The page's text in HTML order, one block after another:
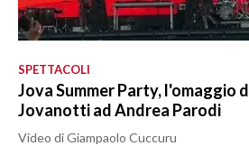
SPETTACOLI
Jova Summer Party, l'omaggio
Jovanotti ad Andrea Parodi
Video di Giampaolo Cuccuru